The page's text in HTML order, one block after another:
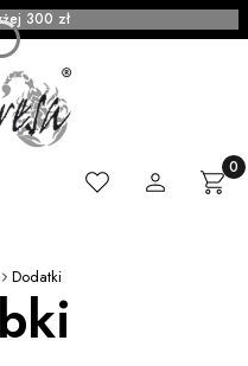
300 zł
UlubioneZaloguj się
Dodatki